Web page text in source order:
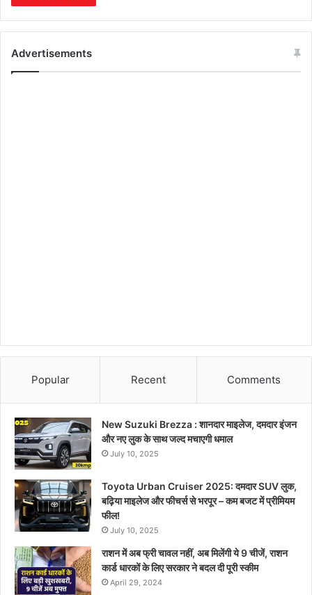
Advertisements
Popular Recent Comments
New Suzuki Brezza : शानदार माइलेज, दमदार इंजन
और नए लुक के साथ जल्द मचाएगी धमाल
July 10, 2025
Toyota Urban Cruiser 2025: दमदार SUV लुक,
बढ़िया माइलेज और फीचर्स से भरपूर – कम बजट में प्रीमियम
फील!
July 10, 2025
राशन में अब फ्री चावल नहीं, अब मिलेंगी ये 9 चीजें, राशन
कार्ड धारकों के लिए सरकार ने बदल दी पूरी स्कीम
April 29, 2024